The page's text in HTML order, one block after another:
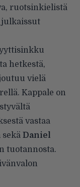
ruotsinkielistä
julkaissut
hetkestä,
vielä
Kappale on
vastaa
sekä Daniel
tuotannosta.